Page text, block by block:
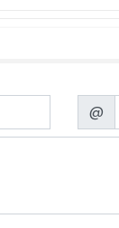
Email
@